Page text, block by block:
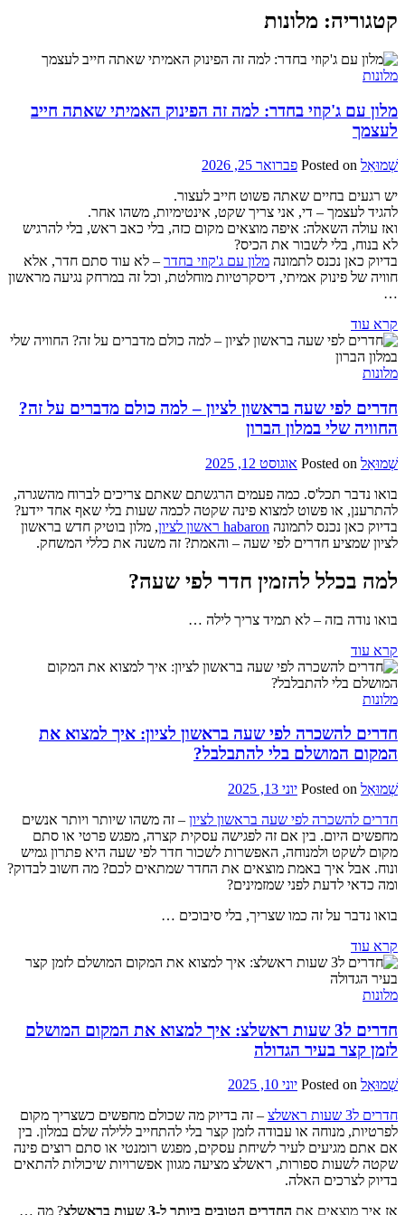
קטגוריה: מלונות
מלונות
מלון עם ג'קוזי בחדר: למה זה הפינוק האמיתי שאתה חייב
לעצמך
שְׁמוּאֵל Posted on פברואר 25, 2026
יש רגעים בחיים שאתה פשוט חייב לעצור.
להגיד לעצמך – די, אני צריך שקט, אינטימיות, משהו אחר.
ואז עולה השאלה: איפה מוצאים מקום כזה, בלי כאב ראש, בלי להרגיש
לא בנוח, בלי לשבור את הכיס?
בדיוק כאן נכנס לתמונה מלון עם ג'קוזי בחדר – לא עוד סתם חדר, אלא
חוויה של פינוק אמיתי, דיסקרטיות מוחלטת, וכל זה במרחק נגיעה מראשון
…
קרא עוד
מלונות
חדרים לפי שעה בראשון לציון – למה כולם מדברים על זה?
החוויה שלי במלון הברון
שְׁמוּאֵל Posted on אוגוסט 12, 2025
בואו נדבר תכל'ס. כמה פעמים הרגשתם שאתם צריכים לברוח מהשגרה,
להתרענן, או פשוט למצוא פינה שקטה לכמה שעות בלי שאף אחד יידע?
בדיוק כאן נכנס לתמונה habaron ראשון לציון
, מלון בוטיק חדש בראשון
לציון שמציע חדרים לפי שעה – והאמת? זה משנה את כללי המשחק.
למה בכלל להזמין חדר לפי שעה?
בואו נודה בזה – לא תמיד צריך לילה …
קרא עוד
מלונות
חדרים להשכרה לפי שעה בראשון לציון: איך למצוא את
המקום המושלם בלי להתבלבל?
שְׁמוּאֵל Posted on יוני 13, 2025
חדרים להשכרה לפי שעה בראשון לציון – זה משהו שיותר ויותר אנשים
מחפשים היום. בין אם זה לפגישה עסקית קצרה, מפגש פרטי או סתם
מקום לשקט ולמנוחה, האפשרות לשכור חדר לפי שעה היא פתרון גמיש
ונוח. אבל איך באמת מוצאים את החדר שמתאים לכם? מה חשוב לבדוק?
ומה כדאי לדעת לפני שמזמינים?
בואו נדבר על זה כמו שצריך, בלי סיבוכים …
קרא עוד
מלונות
חדרים ל3 שעות ראשלצ: איך למצוא את המקום המושלם
לזמן קצר בעיר הגדולה
שְׁמוּאֵל Posted on יוני 10, 2025
חדרים ל3 שעות ראשלצ
– זה בדיוק מה שכולם מחפשים כשצריך מקום
לפרטיות, מנוחה או עבודה לזמן קצר בלי להתחייב ללילה שלם במלון. בין
אם אתם מגיעים לעיר לשיחת עסקים, מפגש רומנטי או סתם רוצים פינה
שקטה לשעות ספורות, ראשלצ מציעה מגוון אפשרויות שיכולות להתאים
בדיוק לצרכים האלה.
אז איך מוצאים את החדרים הטובים ביותר ל-3 שעות בראשלצ ? מה …